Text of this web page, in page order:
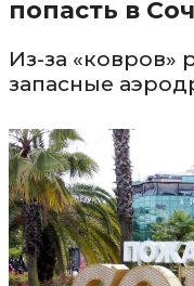
попасть в
Из-за «ковров»
запасные